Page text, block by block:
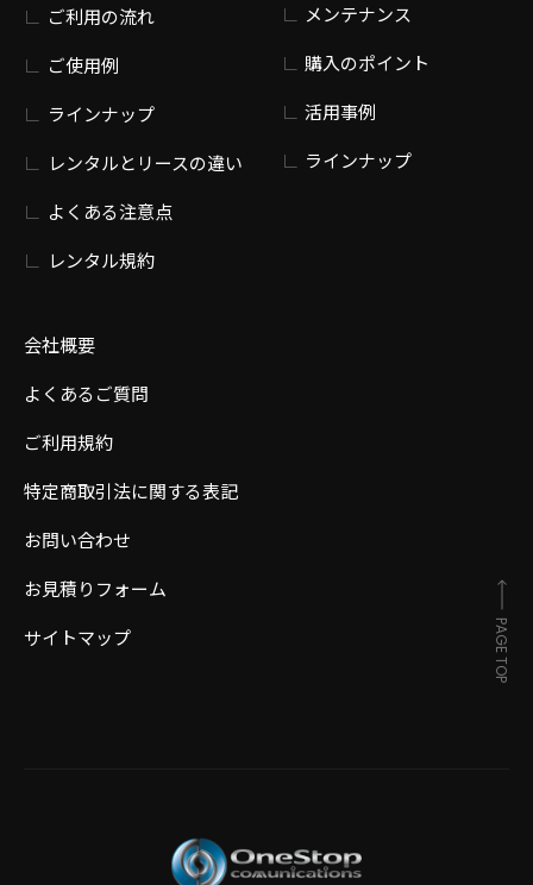
ご利用の流れ
ご使用例
ラインナップ
レンタルとリースの違い
よくある注意点
レンタル規約
会社概要
よくあるご質問
ご利用規約
特定商取引法に関する表記
お問い合わせ
お見積りフォーム
サイトマップ
メンテナンス
購入のポイント
活用事例
ラインナップ
PAGE TOP